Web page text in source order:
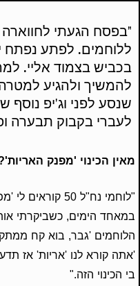
"בפסח הגעתי
ללוחמים. לפתע נפתח
בכביש בצמוד אליי.
להמשיך ולהגיע
שנסע לפני וג'יפ נוסף
לעברי בקבוק תבערה
מאין הכינוי 'מפנק
"לוחמי נח"ל 50
במאחד הימים, כשביקרתי
הלוחמים 'גבר, בוא קח
'אתה קורא לנו 'אריות' אז
בי הכינוי הזה."